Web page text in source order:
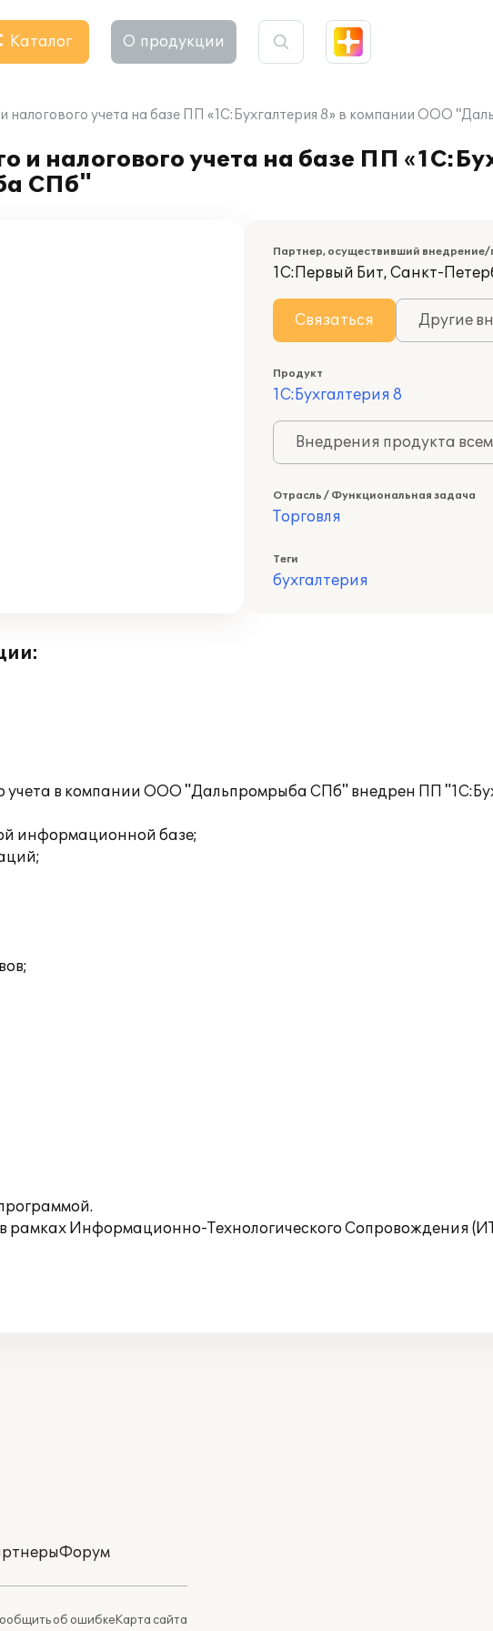
Каталог О продукции
налогового учета на базе ПП «1C:Бухгалтерия 8» в компании ООО
и налогового учета на базе ПП
СПб"
Партнер, осуществивший внедрение/
1С:Первый Бит, Санкт-
Связаться Другие
Продукт
1С:Бухгалтерия 8
Внедрения продукта
Отрасль / Функциональная задача
Торговля
Теги
бухгалтерия
учета в компании ООО "Дальпромрыба СПб" внедрен ПП
информационной базе;
рамках Информационно-Технологического Сопровождения
Форум
об ошибкеКарта сайта